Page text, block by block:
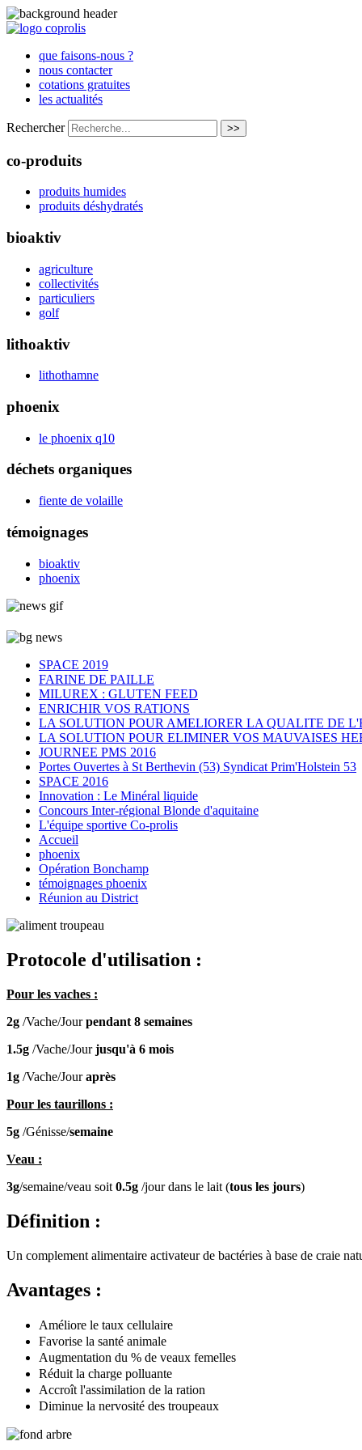
que faisons-nous ?
nous contacter
cotations gratuites
les actualités
Rechercher >>
co-produits
produits humides
produits déshydratés
bioaktiv
agriculture
collectivités
particuliers
golf
lithoaktiv
lithothamne
phoenix
le phoenix q10
déchets organiques
fiente de volaille
témoignages
bioaktiv
phoenix
SPACE 2019
FARINE DE PAILLE
MILUREX : GLUTEN FEED
ENRICHIR VOS RATIONS
LA SOLUTION POUR AMELIORER LA QUALITE DE
LA SOLUTION POUR ELIMINER VOS MAUVAISES
JOURNEE PMS 2016
Portes Ouvertes à St Berthevin (53) Syndicat Prim'Holstein 53
SPACE 2016
Innovation : Le Minéral liquide
Concours Inter-régional Blonde d'aquitaine
L'équipe sportive Co-prolis
Accueil
phoenix
Opération Bonchamp
témoignages phoenix
Réunion au District
Protocole d'utilisation :
Pour les vaches :
2g /Vache/Jourpendant 8 semaines
1.5g /Vache/Jourjusqu'à 6 mois
1g /Vache/Jouraprès
Pour les taurillons :
5g /Génisse/semaine
Veau :
3g/semaine/veau soit 0.5g /jour dans le lait (tous les jours)
Définition :
Un complement alimentaire activateur de bactéries à base de craie
Avantages :
Améliore le taux cellulaire
Favorise la santé animale
Augmentation du % de veaux femelles
Réduit la charge polluante
Accroît l'assimilation de la ration
Diminue la nervosité des troupeaux